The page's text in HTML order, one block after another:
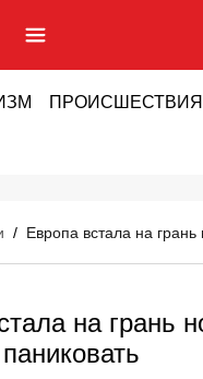
ПРОИСШЕСТВИЯ
/ Европа встала на
на грань